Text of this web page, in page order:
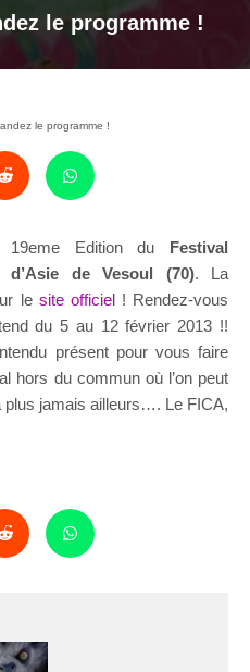
le programme !
le programme !
Edition du Festival
d’Asie de Vesoul (70). La
le site officiel! Rendez-vous
du 5 au 12 février 2013 !!
présent pour vous faire
hors du commun où l’on peut
plus jamais ailleurs…. Le FICA,